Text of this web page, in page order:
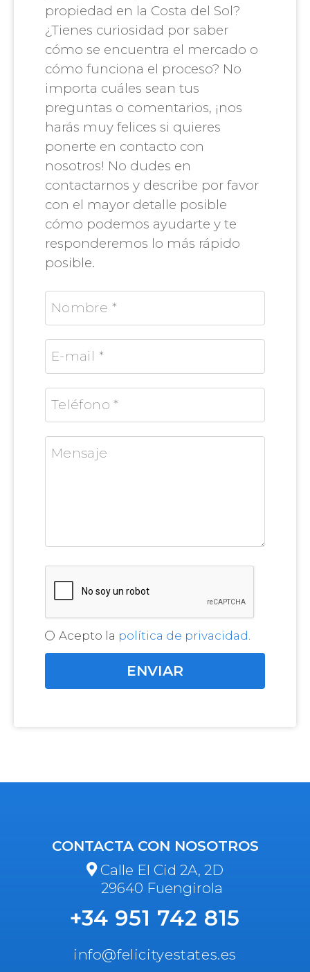
propiedad en la Costa del Sol?
¿Tienes curiosidad por saber
cómo se encuentra el mercado o
cómo funciona el proceso? No
importa cuáles sean tus
preguntas o comentarios, ¡nos
harás muy felices si quieres
ponerte en contacto con
nosotros! No dudes en
contactarnos y describe por favor
con el mayor detalle posible
cómo podemos ayudarte y te
responderemos lo más rápido
posible.
Acepto la política de privacidad
CONTACTA CON NOSOTROS
Calle El Cid 2A, 2D
29640 Fuengirola
+34 951 742 815
info@felicityestates.es